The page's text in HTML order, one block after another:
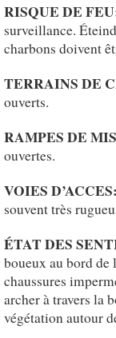
RISQUE DE
surveillance.
charbons doivent
TERRAINS DE
ouverts.
RAMPES DE
ouvertes.
VOIES D’ACCES:
souvent très
ÉTAT DES
boueux au bord de
chaussures
archer à travers la
végétation autour